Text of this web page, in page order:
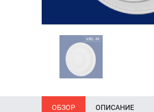
ОБЗОР ОПИСАНИЕ